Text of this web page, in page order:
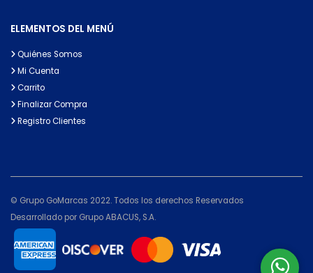
ELEMENTOS DEL MENÚ
Quiénes Somos
Mi Cuenta
Carrito
Finalizar Compra
Registro Clientes
© Grupo GoMarcas 2022. Todos los derechos Reservados
Desarrollado por Grupo ABACUS, S.A.